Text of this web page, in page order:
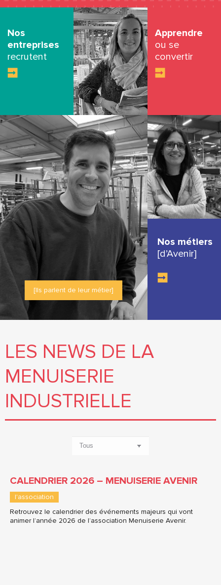
Nos
entreprises
recrutent
Apprendre
ou se
convertir
[Ils parlent de leur métier]
Nos métiers
[d’Avenir]
LES NEWS DE LA
MENUISERIE
INDUSTRIELLE
CALENDRIER 2026 – MENUISERIE AVENIR
l'association
Retrouvez le calendrier des événements majeurs qui vont
animer l’année 2026 de l’association Menuiserie Avenir.